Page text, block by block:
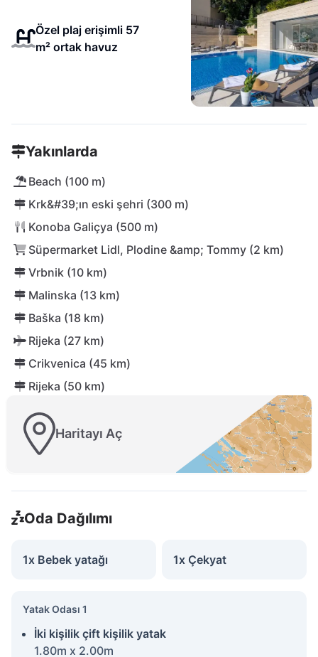
Özel plaj erişimli 57
m² ortak havuz
Yakınlarda
Beach (100 m)
Krk&#39;ın eski şehri (300 m)
Konoba Galiçya (500 m)
Süpermarket Lidl, Plodine &amp; Tommy (2 km)
Vrbnik (10 km)
Malinska (13 km)
Baška (18 km)
Rijeka (27 km)
Crikvenica (45 km)
Rijeka (50 km)
Haritayı Aç
Oda Dağılımı
1x Bebek yatağı 1x Çekyat
Yatak Odası 1
İki kişilik çift kişilik yatak
1.80m x 2.00m